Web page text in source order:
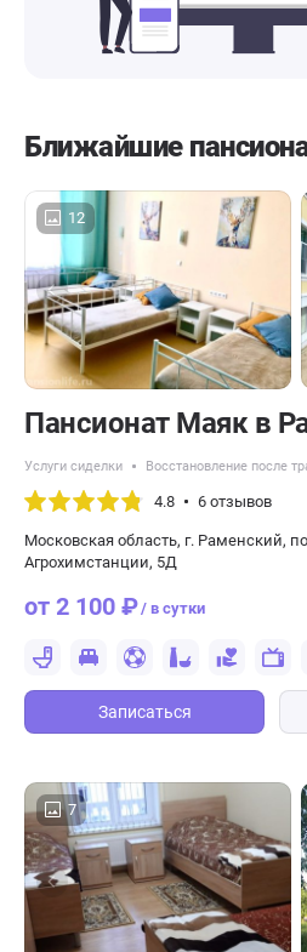
Ближайшие
12
Пансионат Маяк в
Услуги сиделки Восстановление после
4.8 6 отзывов
Московская область, г. Раменский,
Агрохимстанции, 5Д
от 2 100 ₽/ в сутки
Записаться
7